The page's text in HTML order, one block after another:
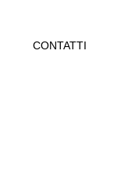
CONTATTI